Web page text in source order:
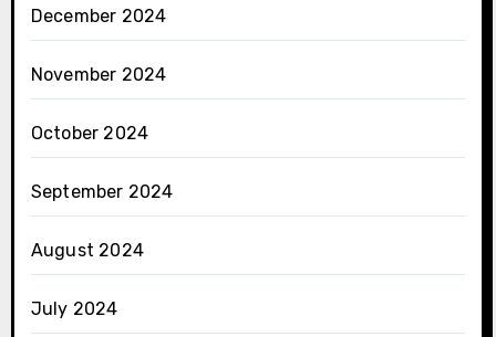
December 2024
November 2024
October 2024
September 2024
August 2024
July 2024